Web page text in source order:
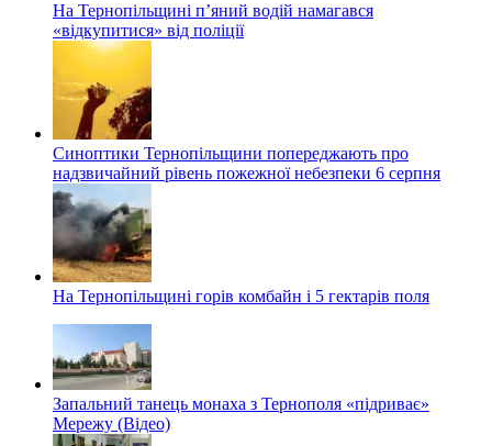
На Тернопільщині п’яний водій намагався
«відкупитися» від поліції
Синоптики Тернопільщини попереджають про
надзвичайний рівень пожежної небезпеки 6 серпня
На Тернопільщині горів комбайн і 5 гектарів поля
Запальний танець монаха з Тернополя «підриває»
Мережу (Відео)